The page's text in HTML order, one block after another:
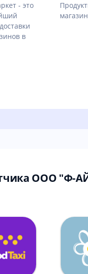
- это
в
ООО "Ф-